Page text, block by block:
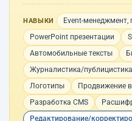
НАВЫКИ
Event-
PowerPoint презентации
Автомобильные тексты
Журналистика/публицистика
Логотипы
Продвижение
Разработка CMS
Редактирование/